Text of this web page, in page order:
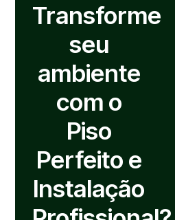
Transforme
seu
ambiente
com o
Piso
Perfeito e
Instalação